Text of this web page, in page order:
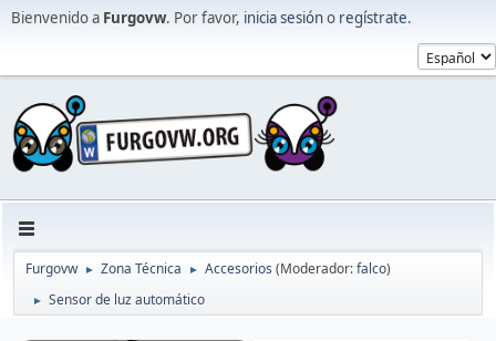
Bienvenido a Furgovw. Por favor, inicia sesióno regístrate.
Furgovw ► Zona Técnica ► Accesorios (Moderador:falco)
► Sensor de luz automático